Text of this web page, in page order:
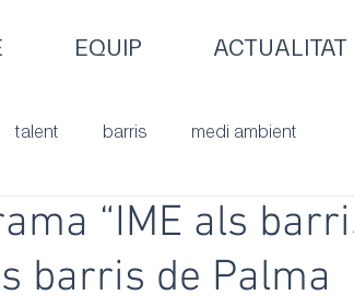
EQUIP ACTUALITAT
talent barris medi ambient
“IME als
barris de Palma